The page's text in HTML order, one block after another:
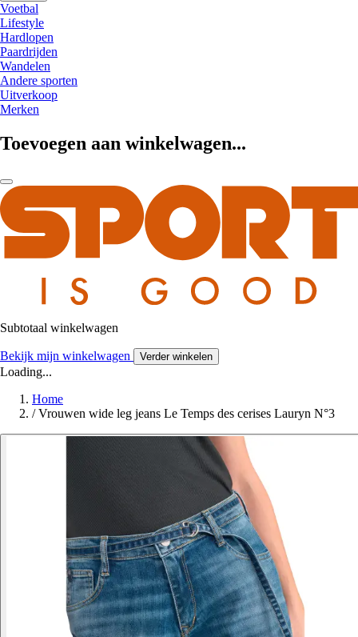
Voetbal
Lifestyle
Hardlopen
Paardrijden
Wandelen
Andere sporten
Uitverkoop
Merken
Toevoegen aan winkelwagen...
Subtotaal winkelwagen
Bekijk mijn winkelwagen Verder winkelen
Loading...
Home
/ Vrouwen wide leg jeans Le Temps des cerises Lauryn N°3